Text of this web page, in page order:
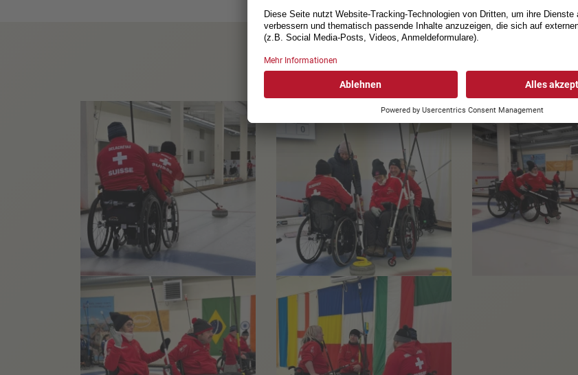
Eindrücke aus Riga